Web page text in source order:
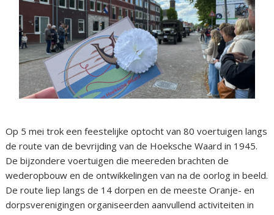
Op 5 mei trok een feestelijke optocht van 80 voertuigen langs
de route van de bevrijding van de Hoeksche Waard in 1945.
De bijzondere voertuigen die meereden brachten de
wederopbouw en de ontwikkelingen van na de oorlog in beeld.
De route liep langs de 14 dorpen en de meeste Oranje- en
dorpsverenigingen organiseerden aanvullend activiteiten in